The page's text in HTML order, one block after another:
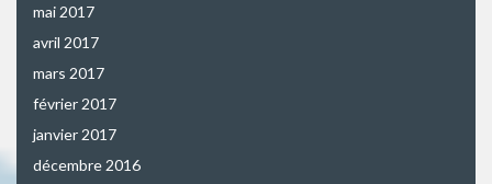
mai 2017
avril 2017
mars 2017
février 2017
janvier 2017
décembre 2016